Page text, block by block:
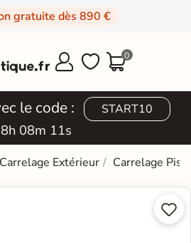
gratuite dès 890 €
  0
le code : START10
08m 10s
Carrelage Extérieur Carrelage

